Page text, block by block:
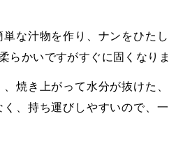
な汁物を作り、ナンをひた
らかいですがすぐに固くなりま
焼き上がって水分が抜けた
、持ち運びしやすいので、